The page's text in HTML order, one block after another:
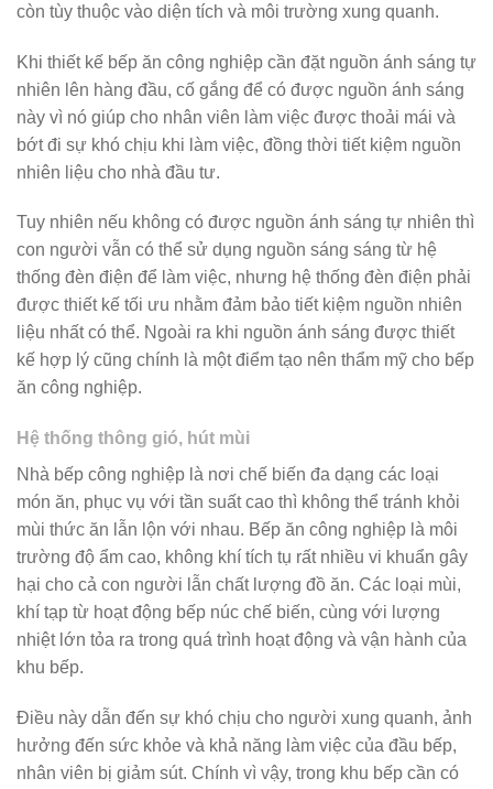
còn tùy thuộc vào diện tích và môi trường xung quanh.
Khi thiết kế bếp ăn công nghiệp cần đặt nguồn ánh sáng tự
nhiên lên hàng đầu, cố gắng để có được nguồn ánh sáng
này vì nó giúp cho nhân viên làm việc được thoải mái và
bớt đi sự khó chịu khi làm việc, đồng thời tiết kiệm nguồn
nhiên liệu cho nhà đầu tư.
Tuy nhiên nếu không có được nguồn ánh sáng tự nhiên thì
con người vẫn có thể sử dụng nguồn sáng sáng từ hệ
thống đèn điện để làm việc, nhưng hệ thống đèn điện phải
được thiết kế tối ưu nhằm đảm bảo tiết kiệm nguồn nhiên
liệu nhất có thể. Ngoài ra khi nguồn ánh sáng được thiết
kế hợp lý cũng chính là một điểm tạo nên thẩm mỹ cho bếp
ăn công nghiệp.
Hệ thống thông gió, hút mùi
Nhà bếp công nghiệp là nơi chế biến đa dạng các loại
món ăn, phục vụ với tần suất cao thì không thể tránh khỏi
mùi thức ăn lẫn lộn với nhau. Bếp ăn công nghiệp là môi
trường độ ẩm cao, không khí tích tụ rất nhiều vi khuẩn gây
hại cho cả con người lẫn chất lượng đồ ăn. Các loại mùi,
khí tạp từ hoạt động bếp núc chế biến, cùng với lượng
nhiệt lớn tỏa ra trong quá trình hoạt động và vận hành của
khu bếp.
Điều này dẫn đến sự khó chịu cho người xung quanh, ảnh
hưởng đến sức khỏe và khả năng làm việc của đầu bếp,
nhân viên bị giảm sút. Chính vì vậy, trong khu bếp cần có